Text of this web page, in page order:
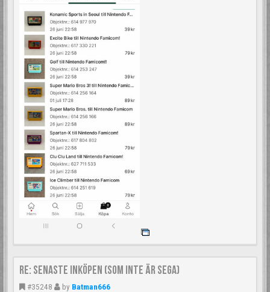
Re: Senaste inköpen (som inte är Sega)
#35248 by Batman666